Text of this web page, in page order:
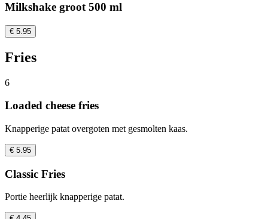
Milkshake groot 500 ml
€ 5.95
Fries
6
Loaded cheese fries
Knapperige patat overgoten met gesmolten kaas.
€ 5.95
Classic Fries
Portie heerlijk knapperige patat.